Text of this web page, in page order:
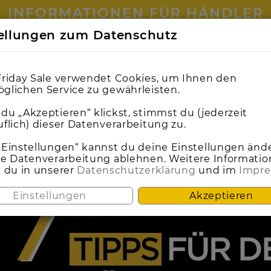
INFORMATIONEN FÜR HÄNDLER
0
0
1
1 0
0
1
1 0
0
1
1 0
0
1
1 0
0
1
1 0
0
5
5 9
9
0
0 3
2
2 7
7
6
NEWS
Friday Sale: 7 Tipps für
zum Datenschutz
Sale verwendet Cookies, um Ihnen den
Service zu gewährleisten.
„Akzeptieren“ klickst, stimmst du (jederzeit
dieser Datenverarbeitung zu.
kannst du deine Einstellungen
Datenverarbeitung ablehnen. Weitere
du in unserer Datenschutzerklärung und im
Einstellungen Akzeptieren